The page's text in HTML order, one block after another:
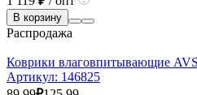
В корзину
Распродажа
Коврики влаговпитывающие
Артикул: 146825